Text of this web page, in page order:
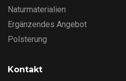
Naturmaterialien
Ergänzendes Angebot
Polsterung
Kontakt